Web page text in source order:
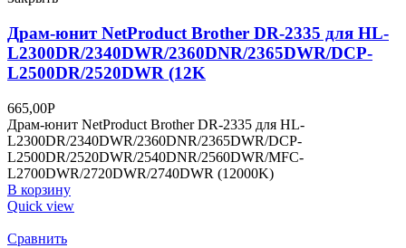
Драм-юнит NetProduct Brother DR-2335 для HL-
L2300DR/2340DWR/2360DNR/2365DWR/DCP-
L2500DR/2520DWR (12K
665,00Р
Драм-юнит NetProduct Brother DR-2335 для HL-
L2300DR/2340DWR/2360DNR/2365DWR/DCP-
L2500DR/2520DWR/2540DNR/2560DWR/MFC-
L2700DWR/2720DWR/2740DWR (12000K)
В корзину
Quick view
Сравнить